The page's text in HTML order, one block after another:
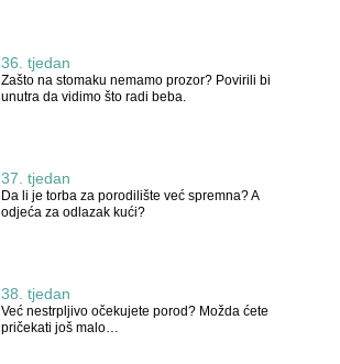
36. tjedan
Zašto na stomaku nemamo prozor? Povirili bi
unutra da vidimo što radi beba.
37. tjedan
Da li je torba za porodilište već spremna? A
odjeća za odlazak kući?
38. tjedan
Već nestrpljivo očekujete porod? Možda ćete
pričekati još malo…